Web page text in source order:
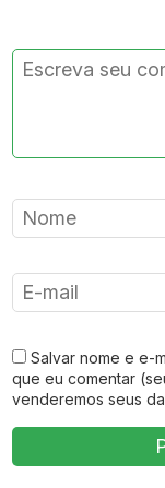
Salvar nome e e-
que eu comentar
venderemos seus